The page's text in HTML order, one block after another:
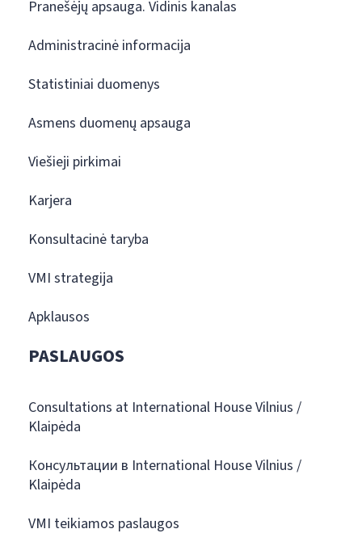
Pranešėjų apsauga. Vidinis kanalas
Administracinė informacija
Statistiniai duomenys
Asmens duomenų apsauga
Viešieji pirkimai
Karjera
Konsultacinė taryba
VMI strategija
Apklausos
PASLAUGOS
Consultations at International House Vilnius /
Klaipėda
Консультации в International House Vilnius /
Klaipėda
VMI teikiamos paslaugos